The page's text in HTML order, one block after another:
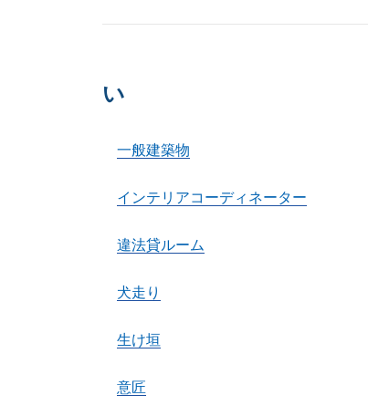
い
一般建築物
インテリアコーディネーター
違法貸ルーム
犬走り
生け垣
意匠